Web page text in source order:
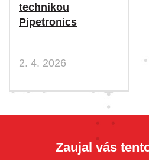
technikou
Pipetronics
2. 4. 2026
Zaujal vás